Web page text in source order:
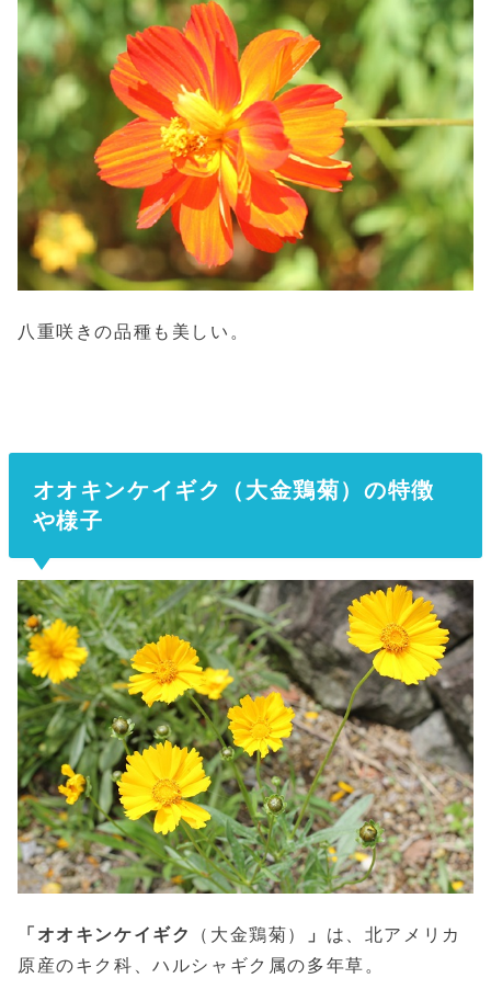
八重咲きの品種も美しい。
オオキンケイギク（大金鶏菊）の特徴
や様子
「オオキンケイギク （大金鶏菊） 」 は、北アメリカ
原産のキク科、ハルシャギク属の多年草。